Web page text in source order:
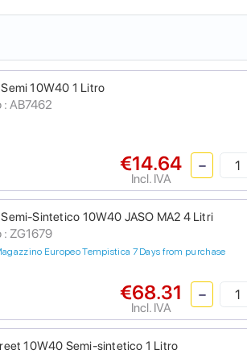
10W40 1 Litro
: AB7462
€14.64
Incl. IVA
Sintetico 10W40 JASO MA2 4 Litri
: ZG1679
Europeo Tempistica 7 Days from purchase
€68.31
Incl. IVA
10W40 Semi-sintetico 1 Litro